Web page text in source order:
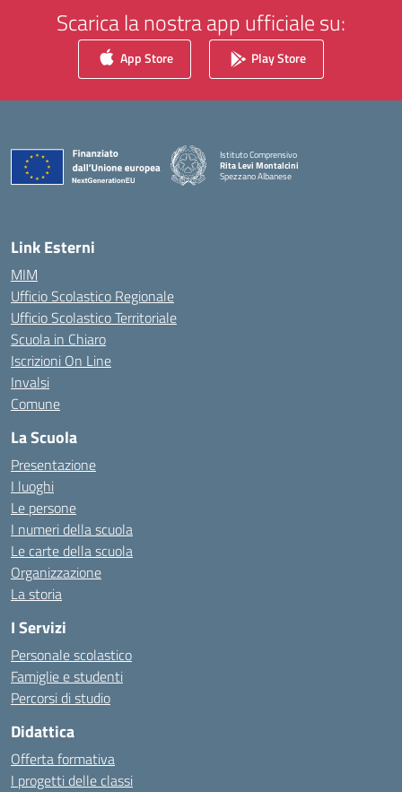
Scarica la nostra app ufficiale su:
App Store Play Store
Istituto Comprensivo
Rita Levi Montalcini
Spezzano Albanese
— Visita la pagina iniziale della scuola
Link Esterni
MIM
Ufficio Scolastico Regionale
Ufficio Scolastico Territoriale
Scuola in Chiaro
Iscrizioni On Line
Invalsi
Comune
La Scuola
Presentazione
I luoghi
Le persone
I numeri della scuola
Le carte della scuola
Organizzazione
La storia
I Servizi
Personale scolastico
Famiglie e studenti
Percorsi di studio
Didattica
Offerta formativa
I progetti delle classi